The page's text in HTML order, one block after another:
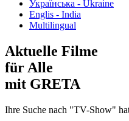
Українська - Ukraine
Englis - India
Multilingual
Aktuelle Filme
für Alle
mit GRETA
Ihre Suche nach "TV-Show"